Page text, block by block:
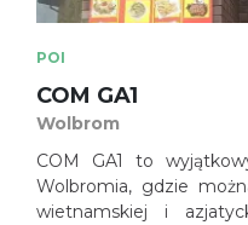
POI
COM GA1
Wolbrom
COM GA1 to
Wolbromia, gdzie
wietnamskiej i